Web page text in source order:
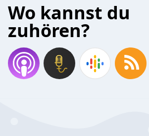
Wo kannst du
zuhören?